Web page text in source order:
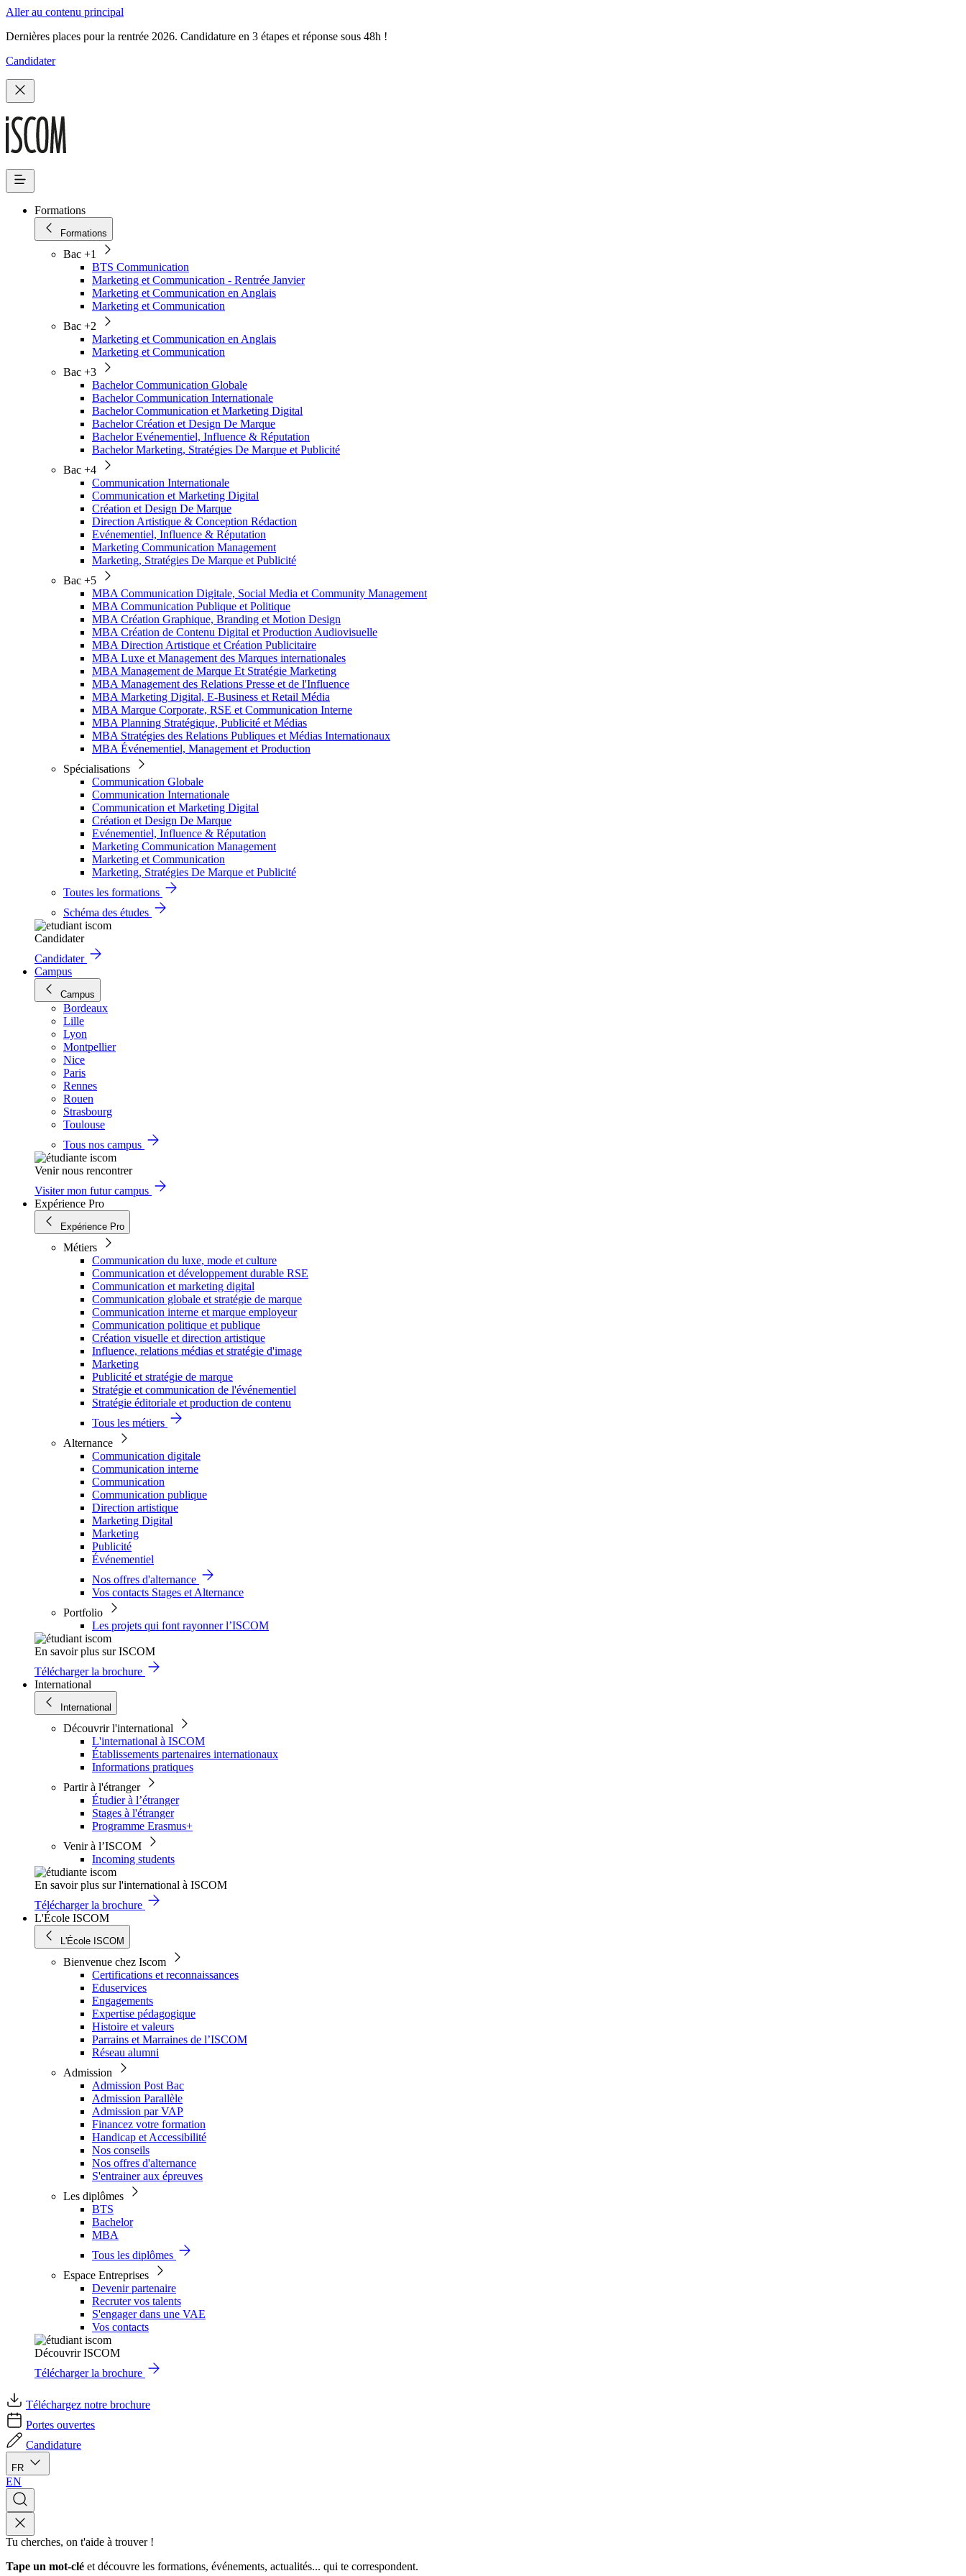
Aller au contenu principal
Dernières places pour la rentrée 2026. Candidature en 3 étapes et réponse sous 48h !
Candidater
Formations
Formations
Bac +1
BTS Communication
Marketing et Communication - Rentrée Janvier
Marketing et Communication en Anglais
Marketing et Communication
Bac +2
Marketing et Communication en Anglais
Marketing et Communication
Bac +3
Bachelor Communication Globale
Bachelor Communication Internationale
Bachelor Communication et Marketing Digital
Bachelor Création et Design De Marque
Bachelor Evénementiel, Influence & Réputation
Bachelor Marketing, Stratégies De Marque et Publicité
Bac +4
Communication Internationale
Communication et Marketing Digital
Création et Design De Marque
Direction Artistique & Conception Rédaction
Evénementiel, Influence & Réputation
Marketing Communication Management
Marketing, Stratégies De Marque et Publicité
Bac +5
MBA Communication Digitale, Social Media et Community Management
MBA Communication Publique et Politique
MBA Création Graphique, Branding et Motion Design
MBA Création de Contenu Digital et Production Audiovisuelle
MBA Direction Artistique et Création Publicitaire
MBA Luxe et Management des Marques internationales
MBA Management de Marque Et Stratégie Marketing
MBA Management des Relations Presse et de l'Influence
MBA Marketing Digital, E-Business et Retail Média
MBA Marque Corporate, RSE et Communication Interne
MBA Planning Stratégique, Publicité et Médias
MBA Stratégies des Relations Publiques et Médias Internationaux
MBA Événementiel, Management et Production
Spécialisations
Communication Globale
Communication Internationale
Communication et Marketing Digital
Création et Design De Marque
Evénementiel, Influence & Réputation
Marketing Communication Management
Marketing et Communication
Marketing, Stratégies De Marque et Publicité
Toutes les formations
Schéma des études
Candidater
Candidater
Campus
Campus
Bordeaux
Lille
Lyon
Montpellier
Nice
Paris
Rennes
Rouen
Strasbourg
Toulouse
Tous nos campus
Venir nous rencontrer
Visiter mon futur campus
Expérience Pro
Expérience Pro
Métiers
Communication du luxe, mode et culture
Communication et développement durable RSE
Communication et marketing digital
Communication globale et stratégie de marque
Communication interne et marque employeur
Communication politique et publique
Création visuelle et direction artistique
Influence, relations médias et stratégie d'image
Marketing
Publicité et stratégie de marque
Stratégie et communication de l'événementiel
Stratégie éditoriale et production de contenu
Tous les métiers
Alternance
Communication digitale
Communication interne
Communication
Communication publique
Direction artistique
Marketing Digital
Marketing
Publicité
Événementiel
Nos offres d'alternance
Vos contacts Stages et Alternance
Portfolio
Les projets qui font rayonner l’ISCOM
En savoir plus sur ISCOM
Télécharger la brochure
International
International
Découvrir l'international
L'international à ISCOM
Établissements partenaires internationaux
Informations pratiques
Partir à l'étranger
Étudier à l’étranger
Stages à l'étranger
Programme Erasmus+
Venir à l’ISCOM
Incoming students
En savoir plus sur l'international à ISCOM
Télécharger la brochure
L'École ISCOM
L'École ISCOM
Bienvenue chez Iscom
Certifications et reconnaissances
Eduservices
Engagements
Expertise pédagogique
Histoire et valeurs
Parrains et Marraines de l’ISCOM
Réseau alumni
Admission
Admission Post Bac
Admission Parallèle
Admission par VAP
Financez votre formation
Handicap et Accessibilité
Nos conseils
Nos offres d'alternance
S'entrainer aux épreuves
Les diplômes
BTS
Bachelor
MBA
Tous les diplômes
Espace Entreprises
Devenir partenaire
Recruter vos talents
S'engager dans une VAE
Vos contacts
Découvrir ISCOM
Télécharger la brochure
Téléchargez notre brochure
Portes ouvertes
Candidature
FR
EN
Tu cherches, on t'aide à trouver !
Tape un mot-clé et découvre les formations, événements, actualités... qui te correspondent.